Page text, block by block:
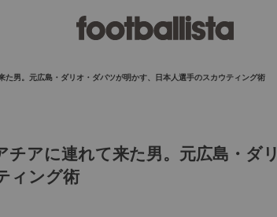
た男。元広島・ダリオ・ダバツが明かす、日本人選手のスカウティング術
チアに連れて来た男。元広島・ダリ
ィング術